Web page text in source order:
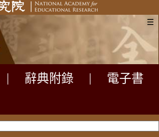
☰
辭典附錄
電子書